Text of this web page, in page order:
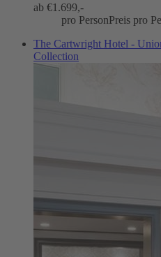
ab €1.699,-
pro PersonPreis pro
The Cartwright Hotel -
Collection